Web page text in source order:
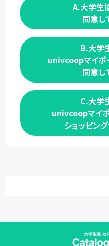
A.大学生
同意し
B.大学
univcoopマイポ
同意し
C.大学
univcoopマイ
ショッピン